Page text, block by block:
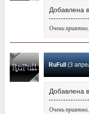
Добавлена
Очень
RuFull (3
Добавлена
Очень